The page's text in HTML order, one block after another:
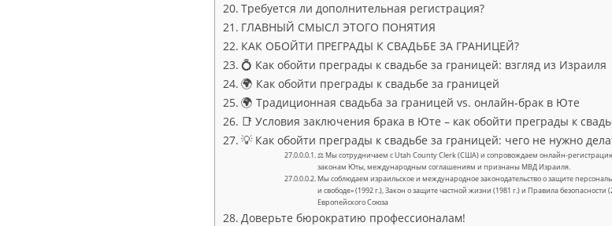
Требуется ли дополнительная регистрация?
ГЛАВНЫЙ СМЫСЛ ЭТОГО ПОНЯТИЯ
КАК ОБОЙТИ ПРЕГРАДЫ К СВАДЬБЕ ЗА ГРАНИЦЕЙ?
💍 Как обойти преграды к свадьбе за границей: взгляд из Израиля
🌍 Как обойти преграды к свадьбе за границей
🌍 Традиционная свадьба за границей vs. онлайн-брак в Юте
📑 Условия заключения брака в Юте – как обойти преграды к
💡 Как обойти преграды к свадьбе за границей: чего не нужно
⚖ Мы сотрудничаем с Utah County Clerk (США) и сопровождаем онлайн-регистрацию
законам Юты, международным соглашениям и признаны МВД Израиля.
Мы соблюдаем израильское и международное законодательство о защите
и свободе» (1992 г.), Закон о защите частной жизни (1981 г.) и Правила
Европейского Союза
Доверьте бюрократию профессионалам!